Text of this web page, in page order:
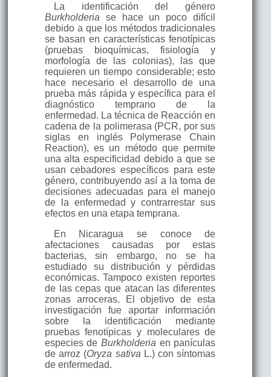
La identificación del género
Burkholderia se hace un poco difícil
debido a que los métodos tradicionales
se basan en características fenotípicas
(pruebas bioquímicas, fisiología y
morfología de las colonias), las que
requieren un tiempo considerable; esto
hace necesario el desarrollo de una
prueba más rápida y específica para el
diagnóstico temprano de la
enfermedad. La técnica de Reacción en
cadena de la polimerasa (PCR, por sus
siglas en inglés Polymerase Chain
Reaction), es un método que permite
una alta especificidad debido a que se
usan cebadores específicos para este
género, contribuyendo así a la toma de
decisiones adecuadas para el manejo
de la enfermedad y contrarrestar sus
efectos en una etapa temprana.
En Nicaragua se conoce de
afectaciones causadas por estas
bacterias, sin embargo, no se ha
estudiado su distribución y pérdidas
económicas. Tampoco existen reportes
de las cepas que atacan las diferentes
zonas arroceras. El objetivo de esta
investigación fue aportar información
sobre la identificación mediante
pruebas fenotípicas y moleculares de
especies deBurkholderia en panículas
de arroz (Oryza sativa L.) con síntomas
de enfermedad.